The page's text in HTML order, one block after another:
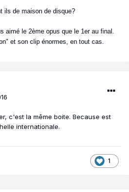
ils de maison de disque?
aimé le 2ème opus que le 1er au final.
et son clip énormes, en tout cas.
c'est la même boite. Because est
internationale.
1